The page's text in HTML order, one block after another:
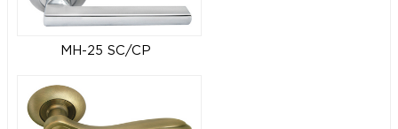
MH-25 SC/CP